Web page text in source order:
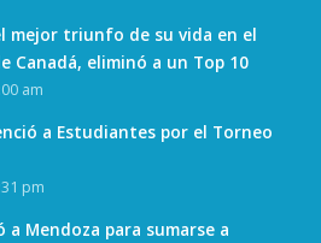
mejor triunfo de su vida en el
Canadá, eliminó a un Top 10
am
a Estudiantes por el Torneo
pm
a Mendoza para sumarse a